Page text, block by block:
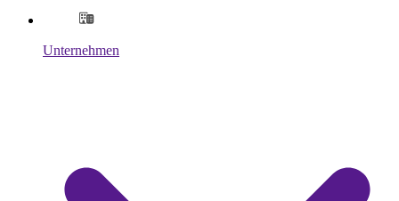
Unternehmen